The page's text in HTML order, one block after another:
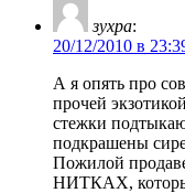
зухра:
20/12/2010 в
А я опять про
прочей
стежки
подкрашены
Пожилой
НИТКАХ,